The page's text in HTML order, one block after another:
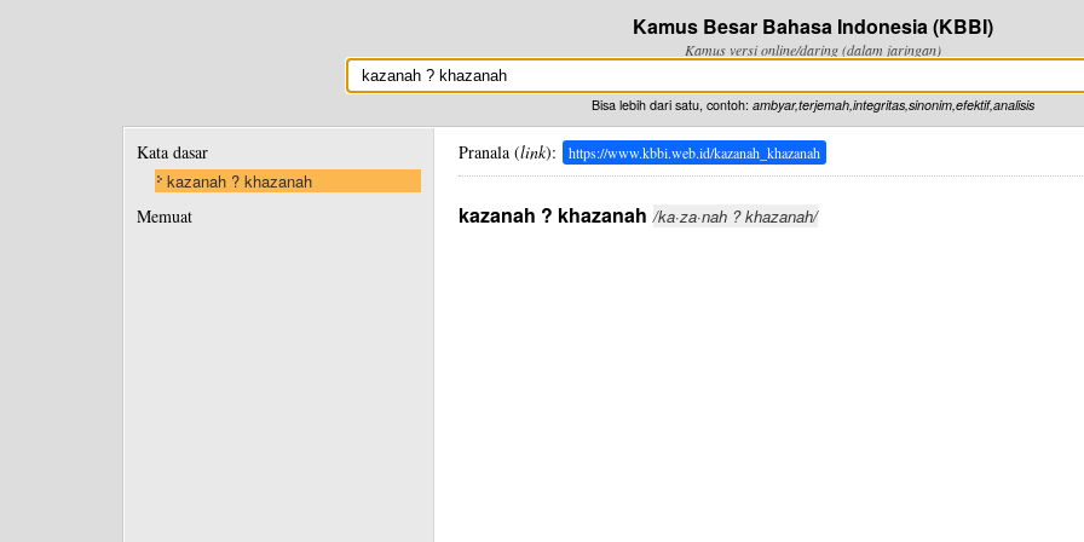
Kamus Besar Bahasa Indonesia (KBBI)
Kamus versi online/daring (dalam jaringan)
Bisa lebih dari satu, contoh: ambyar,terjemah,integritas,sinonim,efektif,analisis
Kata dasar
kazanah ? khazanah
Memuat
Pranala (link): https://www.kbbi.web.id/kazanah_khazanah
kazanah ? khazanah /ka·za·nah ? khazanah/